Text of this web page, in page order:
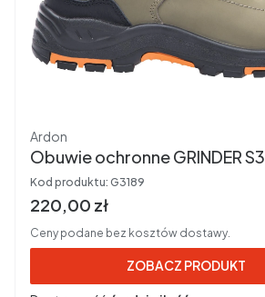
Producent
Ardon
Obuwie ochronne GRINDER S3
Kod produktu: G3189
Cena brutto
220,00 zł
Ceny podane bez kosztów dostawy.
ZOBACZ PRODUKT